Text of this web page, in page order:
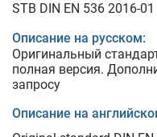
STB DIN EN 536 2016-01
Описание на русском:
Оригинальный
полная версия.
запросу
Описание на